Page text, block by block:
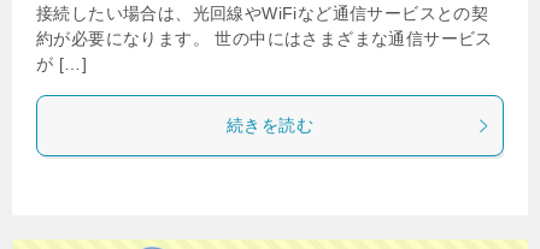
接続したい場合は、光回線やWiFiなど通信サービスとの契
約が必要になります。 世の中にはさまざまな通信サービス
が […]
続きを読む